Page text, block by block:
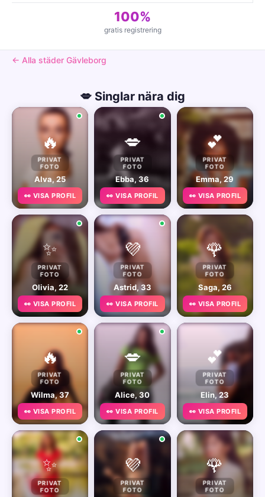
100%
gratis registrering
← Alla städer Gävleborg
💋 Singlar nära dig
🔥
PRIVAT
FOTO
Alva, 25
👀 VISA PROFIL
💋
PRIVAT
FOTO
Ebba, 36
👀 VISA PROFIL
💕
PRIVAT
FOTO
Emma, 29
👀 VISA PROFIL
✨
PRIVAT
FOTO
Olivia, 22
👀 VISA PROFIL
💜
PRIVAT
FOTO
Astrid, 33
👀 VISA PROFIL
🌹
PRIVAT
FOTO
Saga, 26
👀 VISA PROFIL
🔥
PRIVAT
FOTO
Wilma, 37
👀 VISA PROFIL
💋
PRIVAT
FOTO
Alice, 30
👀 VISA PROFIL
💕
PRIVAT
FOTO
Elin, 23
👀 VISA PROFIL
✨
PRIVAT
FOTO
💜
PRIVAT
FOTO
🌹
PRIVAT
FOTO